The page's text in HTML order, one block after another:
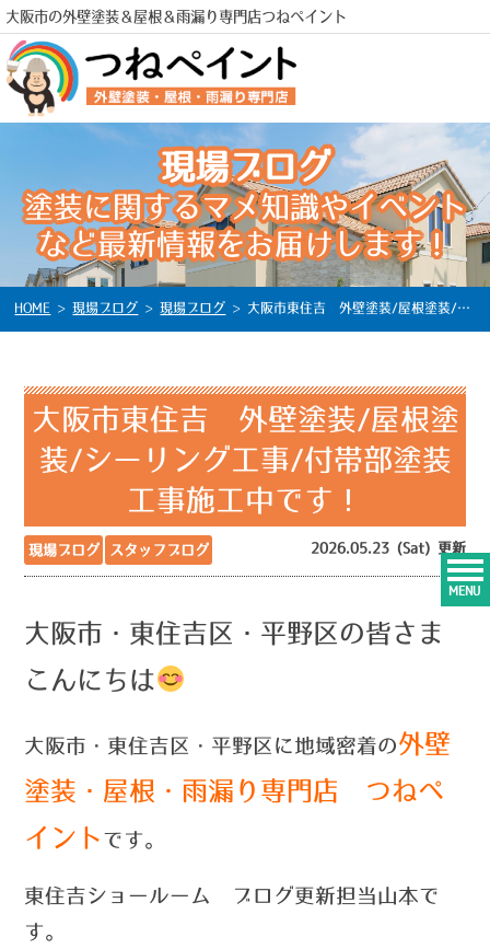
大阪市の外壁塗装＆屋根＆雨漏り専門店つねペイント
電話
MENU
現場ブログ
塗装に関するマメ知識やイベント
など最新情報をお届けします！
HOME >現場ブログ >現場ブログ > 大阪市東住吉 外壁塗装/屋根塗装/シーリング工事/付帯部塗装工事施工中です！
大阪市東住吉 外壁塗装/屋根塗
装/シーリング工事/付帯部塗装
工事施工中です！
現場ブログ スタッフブログ 2026.05.23 (Sat) 更新
大阪市・東住吉区・平野区の皆さま
こんにちは
大阪市・東住吉区・平野区に地域密着の外壁
塗装・屋根・雨漏り専門店 つねペ
イント です。
東住吉ショールーム ブログ更新担当山本で
す。